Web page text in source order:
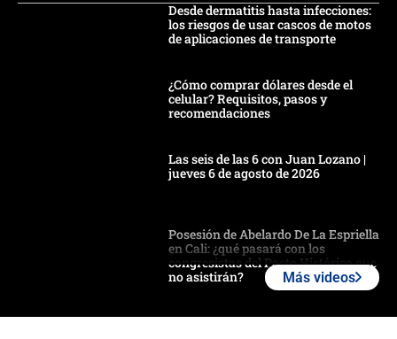
Desde dermatitis hasta infecciones:
los riesgos de usar cascos de motos
de aplicaciones de transporte
¿Cómo comprar dólares desde el
celular? Requisitos, pasos y
recomendaciones
Las seis de las 6 con Juan Lozano |
jueves 6 de agosto de 2026
Posesión de Abelardo De La Espriella
en Cali: ¿qué pasará con los
congresistas del Pacto Histórico que
no asistirán?
crece el pulso por la elección del
Más videos